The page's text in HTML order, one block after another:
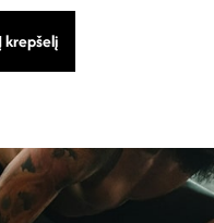
Į krepšelį